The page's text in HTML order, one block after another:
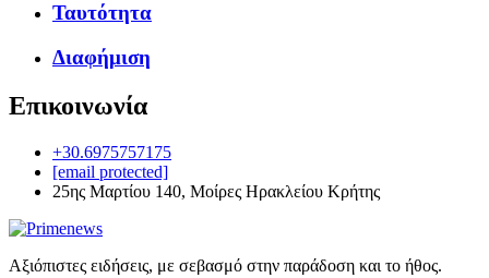
Ταυτότητα
Διαφήμιση
Επικοινωνία
+30.6975757175
[email protected]
25ης Μαρτίου 140, Μοίρες Ηρακλείου Κρήτης
Αξιόπιστες ειδήσεις, με σεβασμό στην παράδοση και το ήθος.